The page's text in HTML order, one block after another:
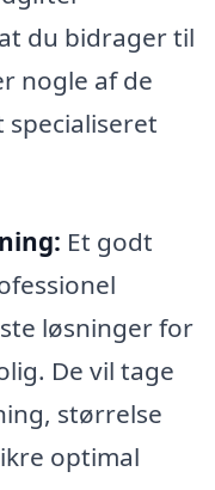
du bidrager til
nogle af de
Et godt
løsninger for
De vil tage
størrelse
optimal